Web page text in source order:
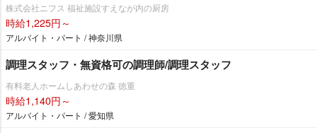
株式会社ニフス 福祉施設すえなが内の厨房
時給1,225円～
アルバイト・パート / 神奈川県
調理スタッフ・無資格可の調理師/調理スタッフ
有料老人ホームしあわせの森 徳重
時給1,140円～
アルバイト・パート / 愛知県